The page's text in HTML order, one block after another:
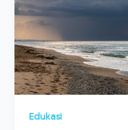
Edukasi